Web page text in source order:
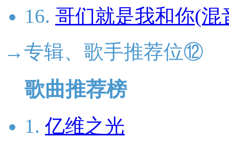
16. 哥们就是我和你(混
→专辑、歌手推荐位⑫
歌曲推荐榜
1. 亿维之光